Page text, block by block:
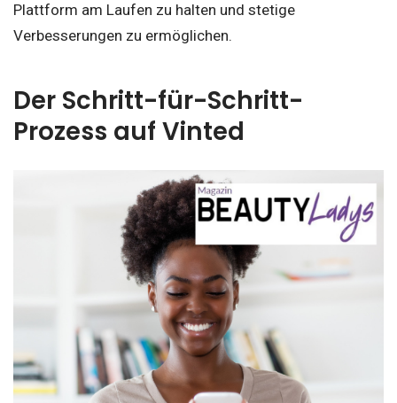
Plattform am Laufen zu halten und stetige
Verbesserungen zu ermöglichen.
Der Schritt-für-Schritt-
Prozess auf Vinted